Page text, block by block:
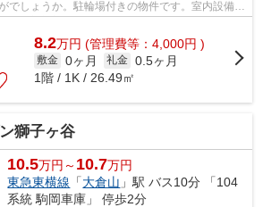
でしょうか。駐輪場付きの物件です。室内設備は
ど大変充実...
8.2万円 (管理費等：4,000円 )
敷金 0ヶ月 礼金 0.5ヶ月
1階 / 1K / 26.49㎡
獅子ヶ谷
10.5万円～ 10.7万円
東急東横線 「大倉山 」駅 バス10分 「104
系統 駒岡車庫」 停歩2分